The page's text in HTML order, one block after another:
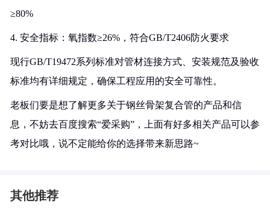
≥80%
4. 安全指标：氧指数≥26%，符合GB/T2406防火要求
现行GB/T19472系列标准对管材连接方式、安装规范及验收
标准均有详细规定，确保工程应用的安全可靠性。
老板们要是想了解更多关于钢丝骨架复合管的产品和信
息，不妨去百度搜索“爱采购”，上面有好多相关产品可以参
考对比哦，说不定能给你的选择带来新思路~
其他推荐